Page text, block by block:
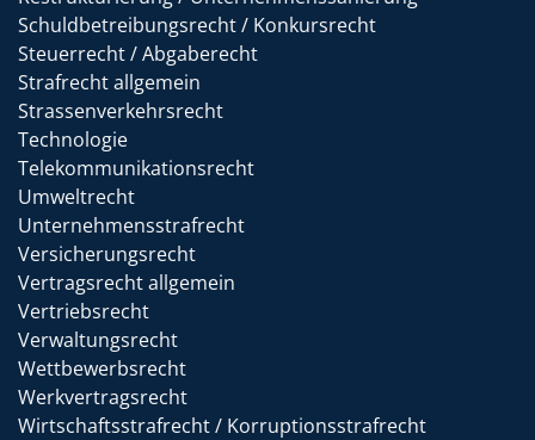
Schuldbetreibungsrecht / Konkursrecht
Steuerrecht / Abgaberecht
Strafrecht allgemein
Strassenverkehrsrecht
Technologie
Telekommunikationsrecht
Umweltrecht
Unternehmensstrafrecht
Versicherungsrecht
Vertragsrecht allgemein
Vertriebsrecht
Verwaltungsrecht
Wettbewerbsrecht
Werkvertragsrecht
Wirtschaftsstrafrecht / Korruptionsstrafrecht